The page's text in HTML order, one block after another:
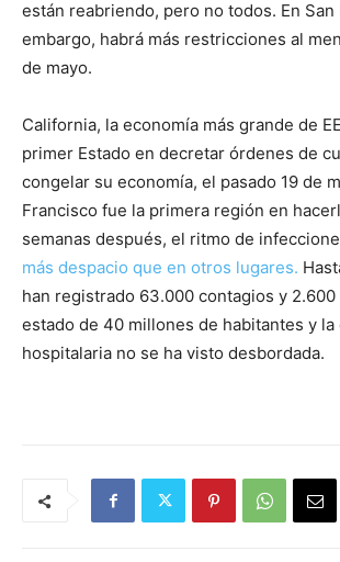
están reabriendo, pero no todos. En San
embargo, habrá más restricciones al
de mayo.
California, la economía más grande de
primer Estado en decretar órdenes de
congelar su economía, el pasado 19 de
Francisco fue la primera región en
semanas después, el ritmo de
más despacio que en otros lugares.
han registrado 63.000 contagios y
estado de 40 millones de habitantes y la
hospitalaria no se ha visto desbordada.